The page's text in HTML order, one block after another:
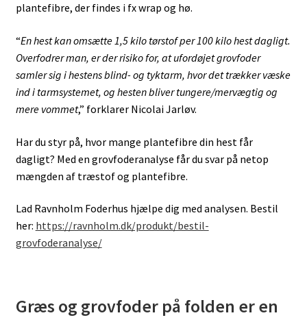
plantefibre, der findes i fx wrap og hø.
“En hest kan omsætte 1,5 kilo tørstof per 100 kilo hest dagligt.
Overfodrer man, er der risiko for, at ufordøjet grovfoder
samler sig i hestens blind- og tyktarm, hvor det trækker væske
ind i tarmsystemet, og hesten bliver tungere/mervægtig og
mere vommet,” forklarer Nicolai Jarløv.
Har du styr på, hvor mange plantefibre din hest får
dagligt? Med en grovfoderanalyse får du svar på netop
mængden af træstof og plantefibre.
Lad Ravnholm Foderhus hjælpe dig med analysen. Bestil
her: https://ravnholm.dk/produkt/bestil-
grovfoderanalyse/
Græs og grovfoder på folden er en